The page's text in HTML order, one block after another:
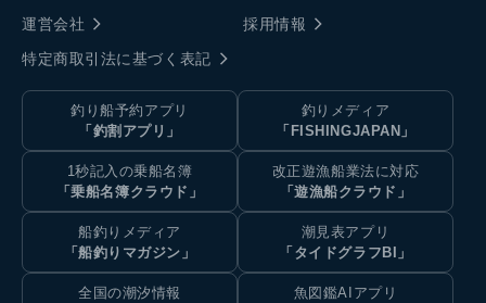
運営会社
採用情報
特定商取引法に基づく表記
釣り船予約アプリ
「釣割アプリ」
釣りメディア
「FISHINGJAPAN」
1秒記入の乗船名簿
「乗船名簿クラウド」
改正遊漁船業法に対応
「遊漁船クラウド」
船釣りメディア
「船釣りマガジン」
潮見表アプリ
「タイドグラフBI」
全国の潮汐情報
魚図鑑AIアプリ